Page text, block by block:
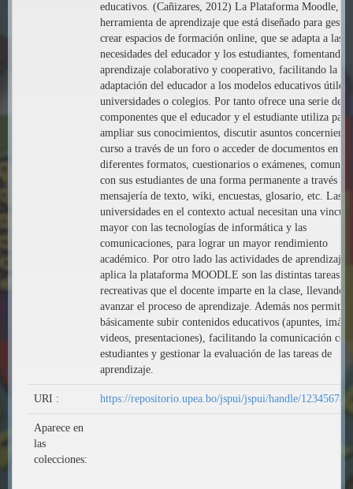
educativos. (Cañizares, 2012) La Plataforma Moodle, es
herramienta de aprendizaje que está diseñado para
crear espacios de formación online, que se adapta a las
necesidades del educador y los estudiantes, fomentando
aprendizaje colaborativo y cooperativo, facilitando la
adaptación del educador a los modelos educativos útiles
universidades o colegios. Por tanto ofrece una serie de
componentes que el educador y el estudiante utiliza para
ampliar sus conocimientos, discutir asuntos
curso a través de un foro o acceder de documentos en
diferentes formatos, cuestionarios o exámenes,
con sus estudiantes de una forma permanente a través
mensajería de texto, wiki, encuestas, glosario, etc. Las
universidades en el contexto actual necesitan una
mayor con las tecnologías de informática y las
comunicaciones, para lograr un mayor rendimiento
académico. Por otro lado las actividades de aprendizaje
aplica la plataforma MOODLE son las distintas tareas
recreativas que el docente imparte en la clase, llevando
avanzar el proceso de aprendizaje. Además nos permitirá
básicamente subir contenidos educativos (apuntes,
videos, presentaciones), facilitando la comunicación con
estudiantes y gestionar la evaluación de las tareas de
aprendizaje.
URI : https://repositorio.upea.bo/jspui/jspui/handle/
Aparece en
las
colecciones: